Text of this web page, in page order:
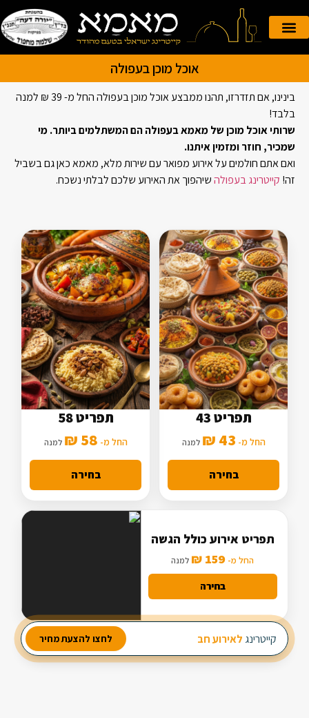
אוכל מוכן בעפולה
בינינו, אם תזדרזו, תהנו ממבצע אוכל מוכן בעפולה החל מ- 39 ₪ למנה
בלבד!
שרותי אוכל מוכן של מאמא בעפולה הם המשתלמים ביותר. מי
שמכיר, חוזר ומזמין איתנו.
ואם אתם חולמים על אירוע מפואר עם שירות מלא, מאמא כאן גם בשביל
זה! קייטרינג בעפולהשיהפוך את האירוע שלכם לבלתי נשכח.
2 תוספות
מנה עיקרית בסיסית
תפריט 43
החל מ- 43 ₪ למנה
בחירה
3 תוספות
מנה עיקרית מורחבת
תפריט 58
החל מ- 58 ₪ למנה
בחירה
מבחר עשיר של סלטים
2 מנות ביניים
תפריט אירוע כולל הגשה
החל מ- 159 ₪ למנה
בחירה
קייטרינג לאירוע חברה לחצו להצעת מחיר